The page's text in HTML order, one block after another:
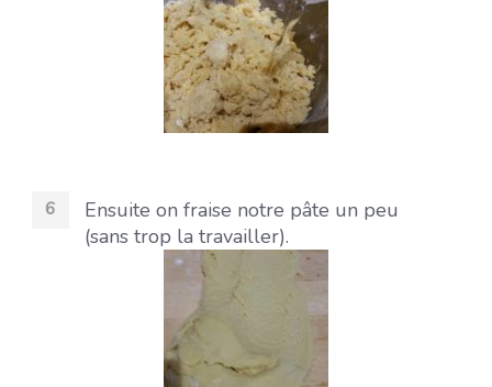
Ensuite on fraise notre pâte un peu
(sans trop la travailler).